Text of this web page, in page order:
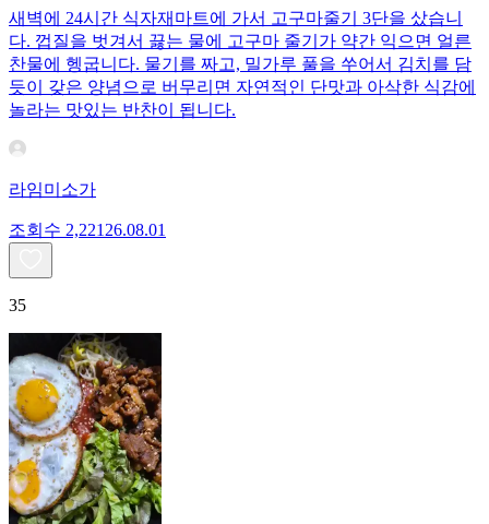
새벽에 24시간 식자재마트에 가서 고구마줄기 3단을 샀습니
다. 껍질을 벗겨서 끓는 물에 고구마 줄기가 약간 익으면 얼른
찬물에 헹굽니다. 물기를 짜고, 밀가루 풀을 쑤어서 김치를 담
듯이 갖은 양념으로 버무리면 자연적인 단맛과 아삭한 식감에
놀라는 맛있는 반찬이 됩니다.
라임미소가
조회수 2,221 26.08.01
35